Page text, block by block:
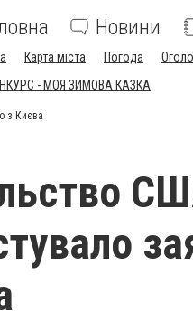
Новини
Карта міста Погода
- МОЯ ЗИМОВА КАЗКА
з Києва